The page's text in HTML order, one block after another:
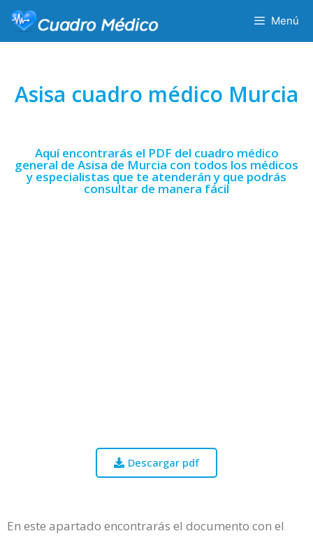
Menú
Asisa cuadro médico Murcia
Aquí encontrarás el PDF del cuadro médico
general de Asisa de Murcia con todos los médicos
y especialistas que te atenderán y que podrás
consultar de manera fácil
Descargar pdf
En este apartado encontrarás el documento con el